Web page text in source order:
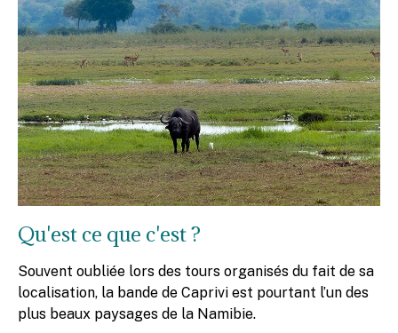
Qu'est ce que c'est ?
Souvent oubliée lors des tours organisés du fait de sa
localisation, la bande de Caprivi est pourtant l’un des
plus beaux paysages de la Namibie.